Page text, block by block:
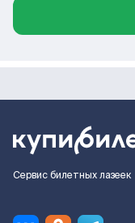
Сервис билетных лазеек